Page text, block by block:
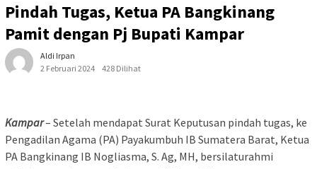
Pindah Tugas, Ketua PA Bangkinang
Pamit dengan Pj Bupati Kampar
Aldi Irpan
2 Februari 2024
428 Dilihat
Kampar– Setelah mendapat Surat Keputusan pindah tugas, ke
Pengadilan Agama (PA) Payakumbuh IB Sumatera Barat, Ketua
PA Bangkinang IB Nogliasma, S. Ag, MH, bersilaturahmi